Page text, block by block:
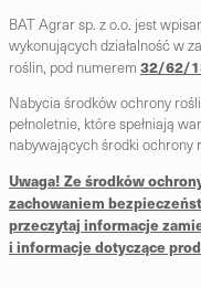
BAT Agrar sp. z o.o. jest
wykonujących działalność w
roślin, pod numerem 32/62/
Nabycia środków ochrony
pełnoletnie, które spełniają
nabywających środki ochrony
Uwaga! Ze środków
zachowaniem
przeczytaj informacje
i informacje dotyczące